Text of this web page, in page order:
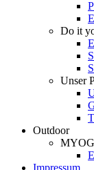
Do it
Unser
Outdoor
MYOG
Impressum